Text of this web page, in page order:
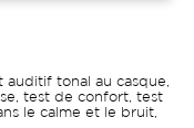
auditif tonal au casque,
test de confort, test
le calme et le bruit,